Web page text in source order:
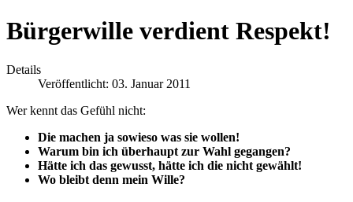
Bürgerwille verdient Respekt!
Details
Veröffentlicht: 03. Januar 2011
Wer kennt das Gefühl nicht:
Die machen ja sowieso was sie wollen!
Warum bin ich überhaupt zur Wahl gegangen?
Hätte ich das gewusst, hätte ich die nicht gewählt!
Wo bleibt denn mein Wille?